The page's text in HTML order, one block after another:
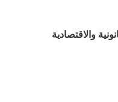
والاقتصادية